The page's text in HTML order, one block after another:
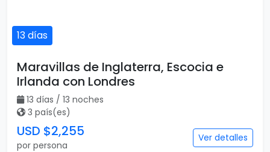
13 días
Maravillas de Inglaterra, Escocia e
Irlanda con Londres
13 días / 13 noches
3 país(es)
USD $2,255
por persona
Ver detalles